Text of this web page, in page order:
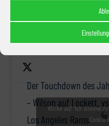
Spielzug des Jahres
Der Touchdown des
– Wilson auf Lockett,
Los Angeles Rams.
Klicke auf "Ich stimme